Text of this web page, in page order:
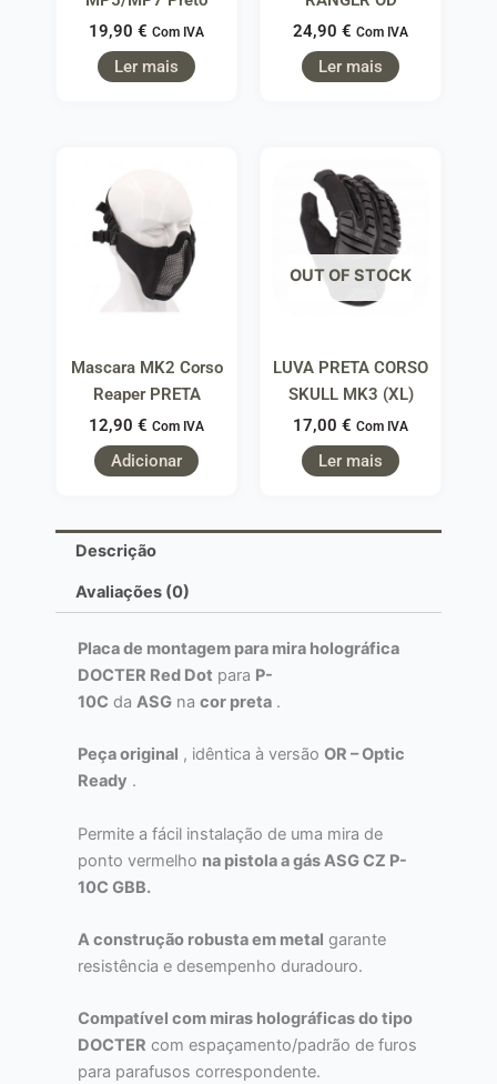
19,90 € Com IVA
Ler mais
24,90 € Com IVA
Ler mais
Mascara MK2 Corso
Reaper PRETA
12,90 € Com IVA
Adicionar
OUT OF STOCK
LUVA PRETA CORSO
SKULL MK3 (XL)
17,00 € Com IVA
Ler mais
Descrição
Avaliações (0)
Placa de montagem para mira holográfica
DOCTER Red Dot para P-
10C da ASG na cor preta .
Peça original , idêntica à versão OR – Optic
Ready .
Permite a fácil instalação de uma mira de
ponto vermelho na pistola a gás ASG CZ P-
10C GBB.
A construção robusta em metal garante
resistência e desempenho duradouro.
Compatível com miras holográficas do tipo
DOCTER com espaçamento/padrão de furos
para parafusos correspondente.